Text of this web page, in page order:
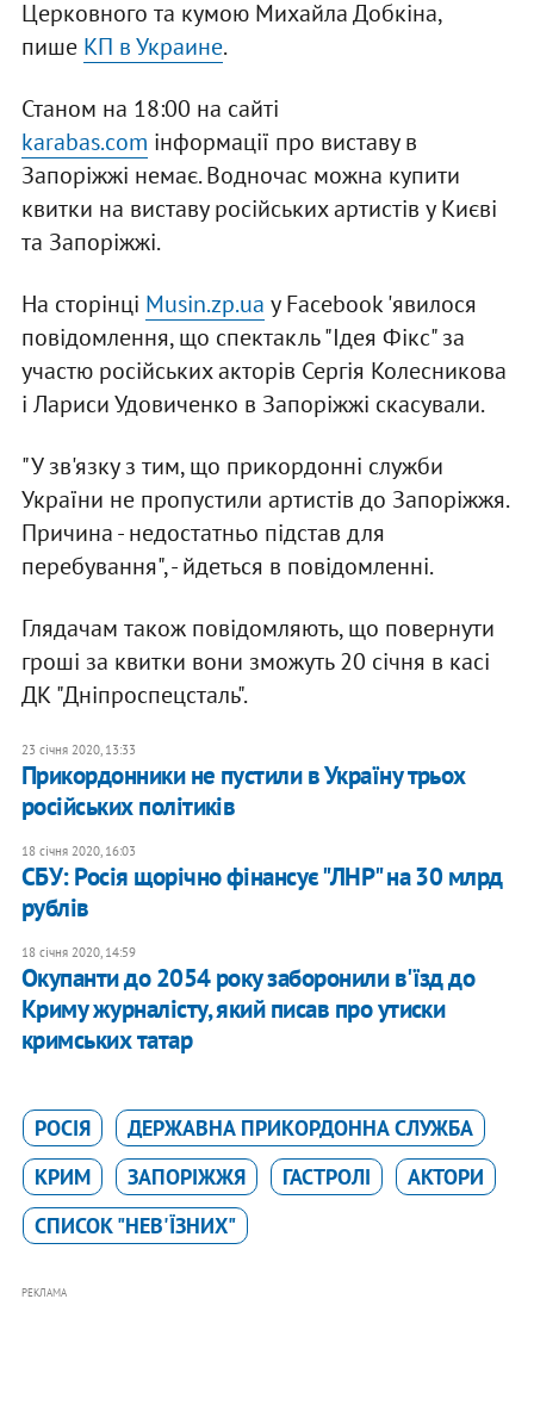
Церковного та кумою Михайла Добкіна,
пише КП в Украине.
Станом на 18:00 на сайті
karabas.com інформації про виставу в
Запоріжжі немає. Водночас можна купити
квитки на виставу російських артистів у Києві
та Запоріжжі.
На сторінці Musin.zp.ua у Facebook 'явилося
повідомлення, що спектакль "Ідея Фікс" за
участю російських акторів Сергія Колесникова
і Лариси Удовиченко в Запоріжжі скасували.
"У зв'язку з тим, що прикордонні служби
України не пропустили артистів до Запоріжжя.
Причина - недостатньо підстав для
перебування", - йдеться в повідомленні.
Глядачам також повідомляють, що повернути
гроші за квитки вони зможуть 20 січня в касі
ДК "Дніпроспецсталь".
23 січня 2020, 13:33
Прикордонники не пустили в Україну трьох
російських політиків
18 січня 2020, 16:03
СБУ: Росія щорічно фінансує "ЛНР" на 30 млрд
рублів
18 січня 2020, 14:59
Окупанти до 2054 року заборонили в'їзд до
Криму журналісту, який писав про утиски
кримських татар
РОСІЯ
ДЕРЖАВНА ПРИКОРДОННА СЛУЖБА
КРИМ
ЗАПОРІЖЖЯ ГАСТРОЛІ
АКТОРИ
СПИСОК "НЕВ'ЇЗНИХ"
РЕКЛАМА